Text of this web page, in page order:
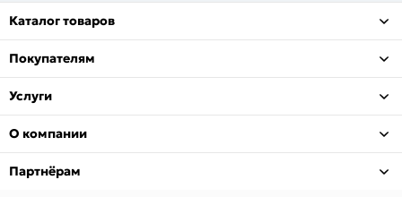
Каталог товаров
Покупателям
Услуги
О компании
Партнёрам